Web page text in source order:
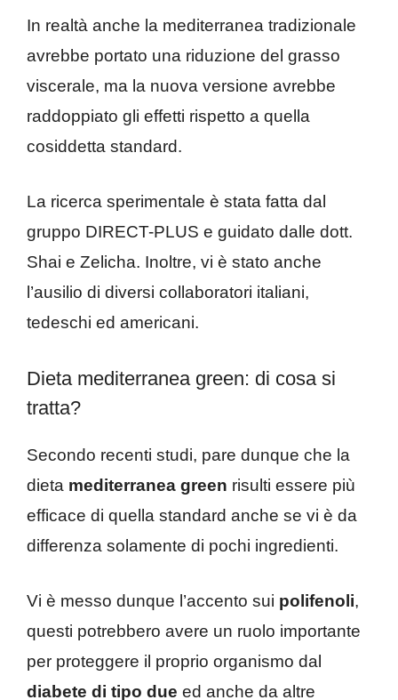
In realtà anche la mediterranea tradizionale
avrebbe portato una riduzione del grasso
viscerale, ma la nuova versione avrebbe
raddoppiato gli effetti rispetto a quella
cosiddetta standard.
La ricerca sperimentale è stata fatta dal
gruppo DIRECT-PLUS e guidato dalle dott.
Shai e Zelicha. Inoltre, vi è stato anche
l’ausilio di diversi collaboratori italiani,
tedeschi ed americani.
Dieta mediterranea green: di cosa si
tratta?
Secondo recenti studi, pare dunque che la
dieta mediterranea green risulti essere più
efficace di quella standard anche se vi è da
differenza solamente di pochi ingredienti.
Vi è messo dunque l’accento sui polifenoli,
questi potrebbero avere un ruolo importante
per proteggere il proprio organismo dal
diabete di tipo due ed anche da altre